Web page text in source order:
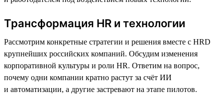
Трансформация HR и технологии
Рассмотрим конкретные стратегии и решения вместе с HRD
крупнейших российских компаний. Обсудим изменения
корпоративной культуры и роли HR. Ответим на вопрос,
почему одни компании кратно растут за счёт ИИ
и автоматизации, а другие застревают на этапе пилотов.